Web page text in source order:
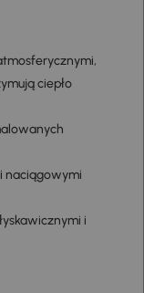
ciepło
naciągowymi
i